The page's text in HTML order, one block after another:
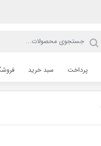
پرداخت سبد خرید